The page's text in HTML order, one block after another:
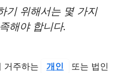
기 위해서는 몇 가지
해야 합니다.
거주하는 개인
또는 법인